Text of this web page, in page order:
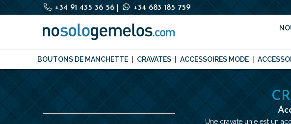
+34 91 435 36 56 +34 683 185 759
BOUTONS DE MANCHETTE CRAVATES ACCESSOIRES MODE
Une cravate unie est un